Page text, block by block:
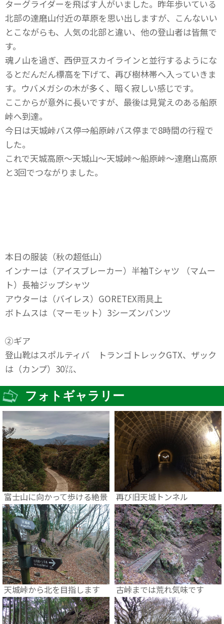
ターグライダーを飛ばす人がいました。昨年歩いている
北部の達磨山付近の草原を思い出しますが、こんないい
とこながらも、人気の北部と違い、他の登山者は皆無で
す。
魂ノ山を過ぎ、西伊豆スカイラインと並行するようにな
るとだんだん標高を下げて、再び樹林帯へ入っていきま
す。ウバメガシの木が多く、暗く寂しい感じです。
ここからが意外に長いですが、最後は見覚えのある船原
峠へ到達。
今日は天城峠バス停⇒船原峠バス停まで8時間の行程で
した。
これで天城高原～天城山～天城峠～船原峠～達磨山高原
と3回でつながりました。
本日の服装（秋の超低山）
インナーは（アイスブレーカー）半袖Tシャツ （マムー
ト）長袖ジップシャツ
アウターは（バイレス）GORETEX雨具上
ボトムスは（マーモット）3シーズンパンツ
②ギア
登山靴はスポルティバ トランゴトレックGTX、ザック
は（カンプ）30㍑、
フォトギャラリー
富士山に向かって歩ける絶景 再び旧天城トンネル
天城峠から北を目指します 古峠までは荒れ気味です